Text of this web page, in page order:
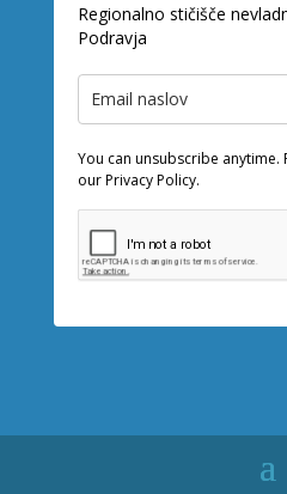
Regionalno stičišče
Podravja
You can unsubscribe
our Privacy Policy.